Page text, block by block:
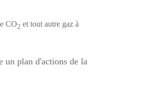
CO2 et tout autre gaz à
un plan d'actions de la